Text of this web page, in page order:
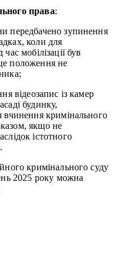
права:
передбачено зупинення
коли для
мобілізації був
положення не
відеозапис із камер
будинку,
вчинення кримінального
якщо не
істотного
кримінального суду
2025 року можна